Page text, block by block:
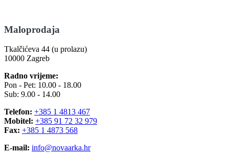
Maloprodaja
Tkalčićeva 44 (u prolazu)
10000 Zagreb
Radno vrijeme:
Pon - Pet: 10.00 - 18.00
Sub: 9.00 - 14.00
Telefon: +385 1 4813 467
Mobitel: +385 91 72 32 979
Fax: +385 1 4873 568
E-mail: info@novaarka.hr